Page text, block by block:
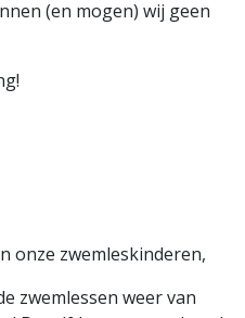
(en mogen) wij geen
onze zwemleskinderen,
zwemlessen weer van